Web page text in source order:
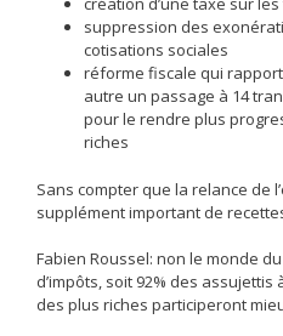
suppression des
cotisations sociales
réforme fiscale qui
autre un passage à 14
pour le rendre plus
riches
Sans compter que la relance de
supplément important de
Fabien Roussel: non le monde
d’impôts, soit 92% des assujettis
des plus riches participeront